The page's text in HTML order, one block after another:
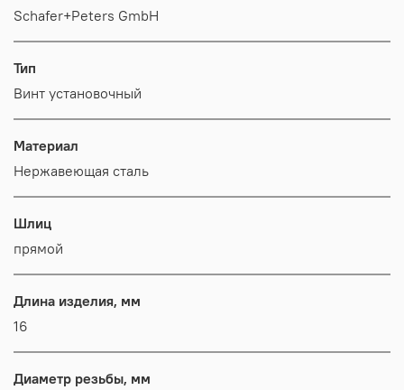
Schafer+Peters GmbH
Тип
Винт установочный
Материал
Нержавеющая сталь
Шлиц
прямой
Длина изделия, мм
16
Диаметр резьбы, мм